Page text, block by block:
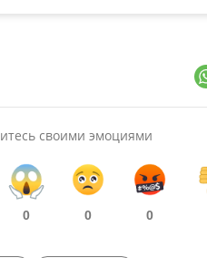
своими эмоциями
0 0 0